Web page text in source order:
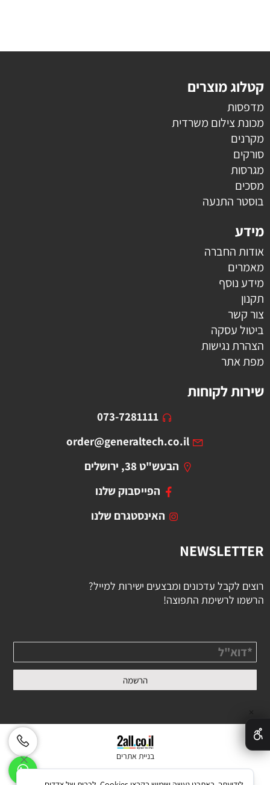
קטלוג מוצרים
מדפסות
מכונת צילום משרדית
מקרנים
סורקים
מגרסות
מסכים
בוסטר התנעה
מידע
אודות החברה
מאמרים
מידע נוסף
תקנון
צור קשר
ביטול עסקה
הצהרת נגישות
מפת אתר
שירות לקוחות
073-7281111
order@generaltech.co.il
הבעש"ט 38, ירושלים
הפייסבוק שלנו
האינסטגרם שלנו
NEWSLETTER
רוצים לקבל עדכונים ומבצעים ישירות למייל?
הרשמו לרשימת התפוצה!
בניית אתרים